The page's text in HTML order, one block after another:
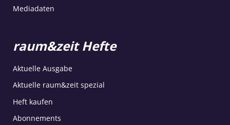
Mediadaten
raum&zeit Hefte
Aktuelle Ausgabe
Aktuelle raum&zeit spezial
Heft kaufen
Abonnements